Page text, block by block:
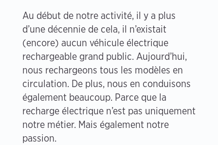
Au début de notre activité, il y a plus
d’une décennie de cela, il n’existait
(encore) aucun véhicule électrique
rechargeable grand public. Aujourd’hui,
nous rechargeons tous les modèles en
circulation. De plus, nous en conduisons
également beaucoup. Parce que la
recharge électrique n’est pas uniquement
notre métier. Mais également notre
passion.